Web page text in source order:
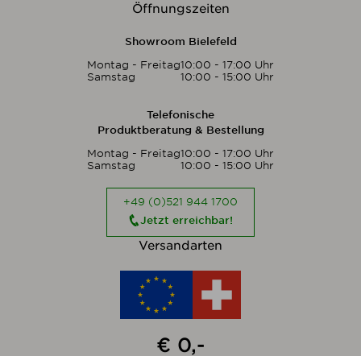
Öffnungszeiten
Showroom Bielefeld
Montag - Freitag10:00 - 17:00 Uhr
Samstag
10:00 - 15:00 Uhr
Telefonische
Produktberatung & Bestellung
Montag - Freitag10:00 - 17:00 Uhr
Samstag
10:00 - 15:00 Uhr
+49 (0)521 944 1700
Jetzt erreichbar!
Versandarten
€ 0,-